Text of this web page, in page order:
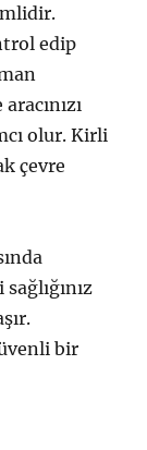
edip
olur. Kirli
çevre
bir